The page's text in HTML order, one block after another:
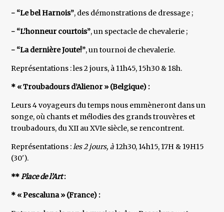
- “Le bel Harnois”, des démonstrations de dressage ;
- “L’honneur courtois”, un spectacle de chevalerie ;
- “La dernière Joute!”, un tournoi de chevalerie.
Représentations : les 2 jours, à 11h45, 15h30 & 18h.
* « Troubadours d’Alienor » (Belgique) :
Leurs 4 voyageurs du temps nous emmèneront dans un
songe, où chants et mélodies des grands trouvères et
troubadours, du XII au XVIe siècle, se rencontrent.
Représentations :les 2 jours, à 12h30, 14h15, 17H & 19H15
(30').
**Place de l’Art:
* « Pescaluna » (France) :